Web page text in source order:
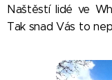
Naštěstí lidé ve
Tak snad Vás to